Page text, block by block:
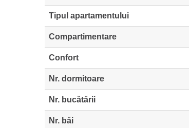
Tipul apartamentului
Compartimentare
Confort
Nr. dormitoare
Nr. bucătării
Nr. băi